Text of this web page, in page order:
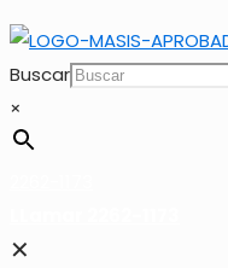
Buscar
×
✕